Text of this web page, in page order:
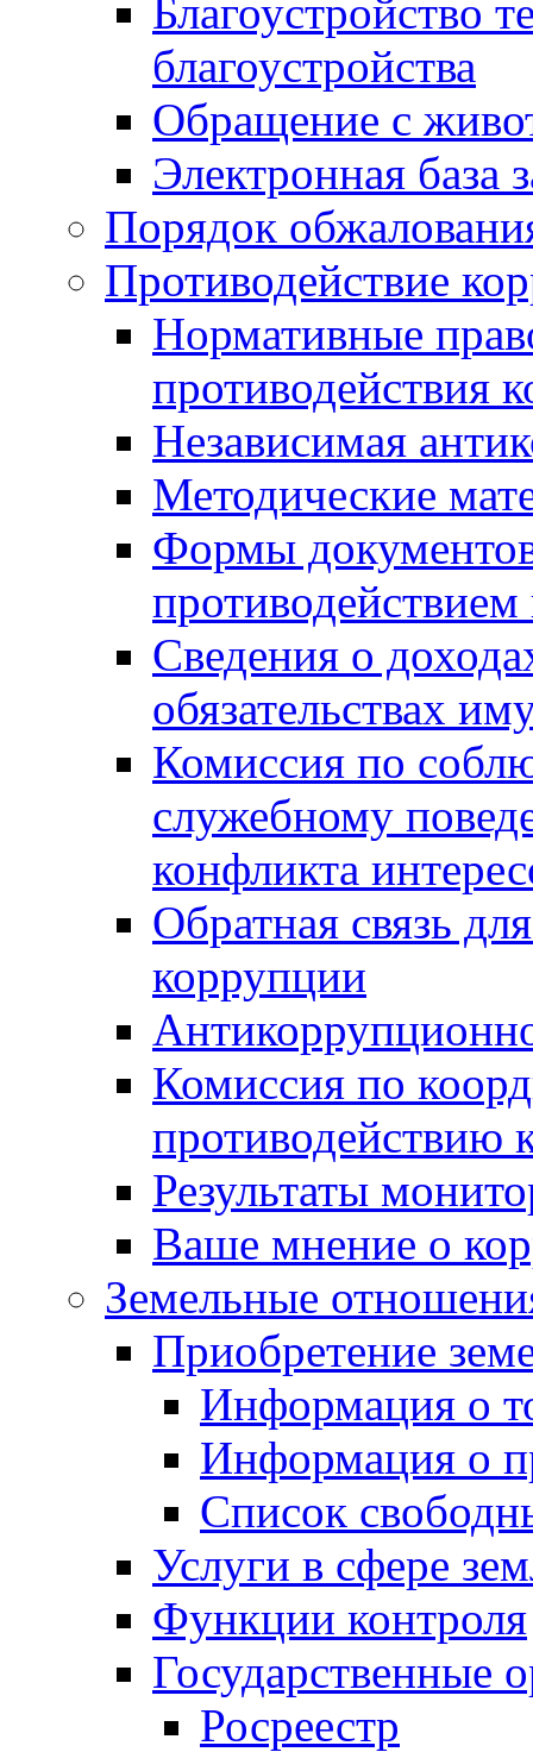
Благоустройство
благоустройства
Обращение с
Электронная база
Порядок
Противодействие
Нормативные
противодействия
Независимая
Методические
Формы
Сведения о
обязательствах
Комиссия по
служебному
конфликта
Обратная связь
коррупции
Комиссия по
противодействию
Результаты
Ваше мнение о
Земельные
Приобретение
Информация о
Информация о
Список
Услуги в сфере
Функции контроля
Государственные
Росреестр